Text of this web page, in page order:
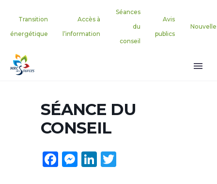
Transition
énergétique
Accès à
l’information
Séances
du
conseil
Avis
publics
SÉANCE DU
CONSEIL
Facebook
Messenger
LinkedIn